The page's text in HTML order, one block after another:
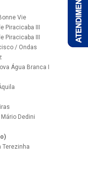
Vie
Piracicaba III
Piracicaba III
/ Ondas
Água Branca I
Mário Dedini
Terezinha